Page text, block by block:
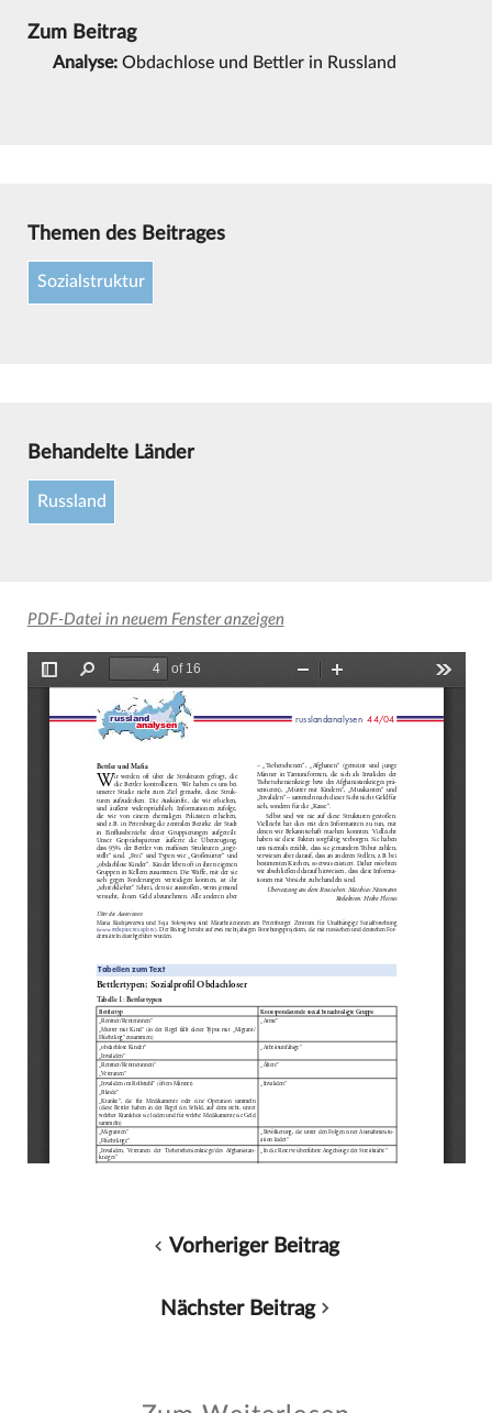
Zum Beitrag
Analyse: Obdachlose und Bettler in Russland
Themen des Beitrages
Sozialstruktur
Behandelte Länder
Russland
PDF-Datei in neuem Fenster anzeigen
Vorheriger Beitrag
Nächster Beitrag